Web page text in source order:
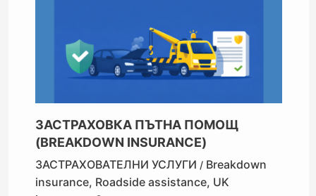
ЗАСТРАХОВКА ПЪТНА ПОМОЩ
(BREAKDOWN INSURANCE)
ЗАСТРАХОВАТЕЛНИ УСЛУГИ / Breakdown
insurance, Roadside assistance, UK